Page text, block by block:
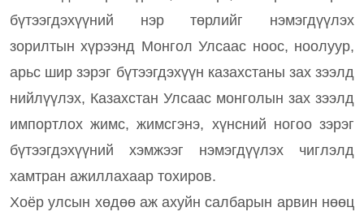
бүтээгдэхүүний нэр төрлийг нэмэгдүүлэх
зорилтын хүрээнд Монгол Улсаас ноос, ноолуур,
арьс шир зэрэг бүтээгдэхүүн казахстаны зах зээлд
нийлүүлэх, Казахстан Улсаас монголын зах зээлд
импортлох жимс, жимсгэнэ, хүнсний ногоо зэрэг
бүтээгдэхүүний хэмжээг нэмэгдүүлэх чиглэлд
хамтран ажиллахаар тохиров.
Хоёр улсын хөдөө аж ахуйн салбарын арвин нөөц